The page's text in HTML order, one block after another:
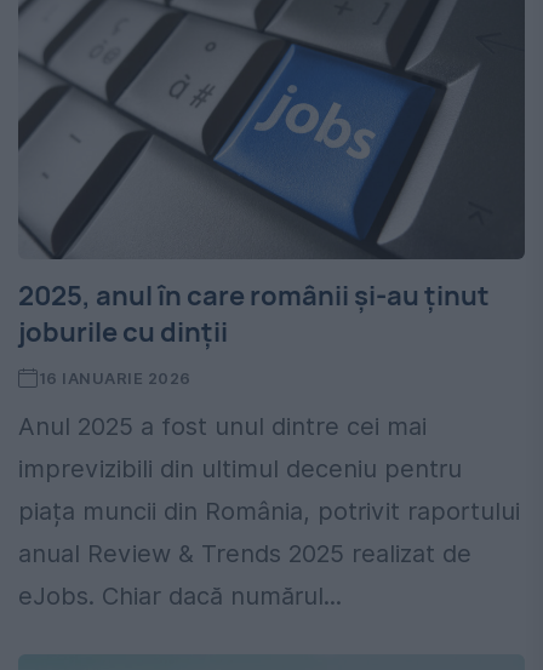
2025, anul în care românii și-au ținut
joburile cu dinții
16 IANUARIE 2026
Anul 2025 a fost unul dintre cei mai
imprevizibili din ultimul deceniu pentru
piața muncii din România, potrivit raportului
anual Review & Trends 2025 realizat de
eJobs. Chiar dacă numărul...